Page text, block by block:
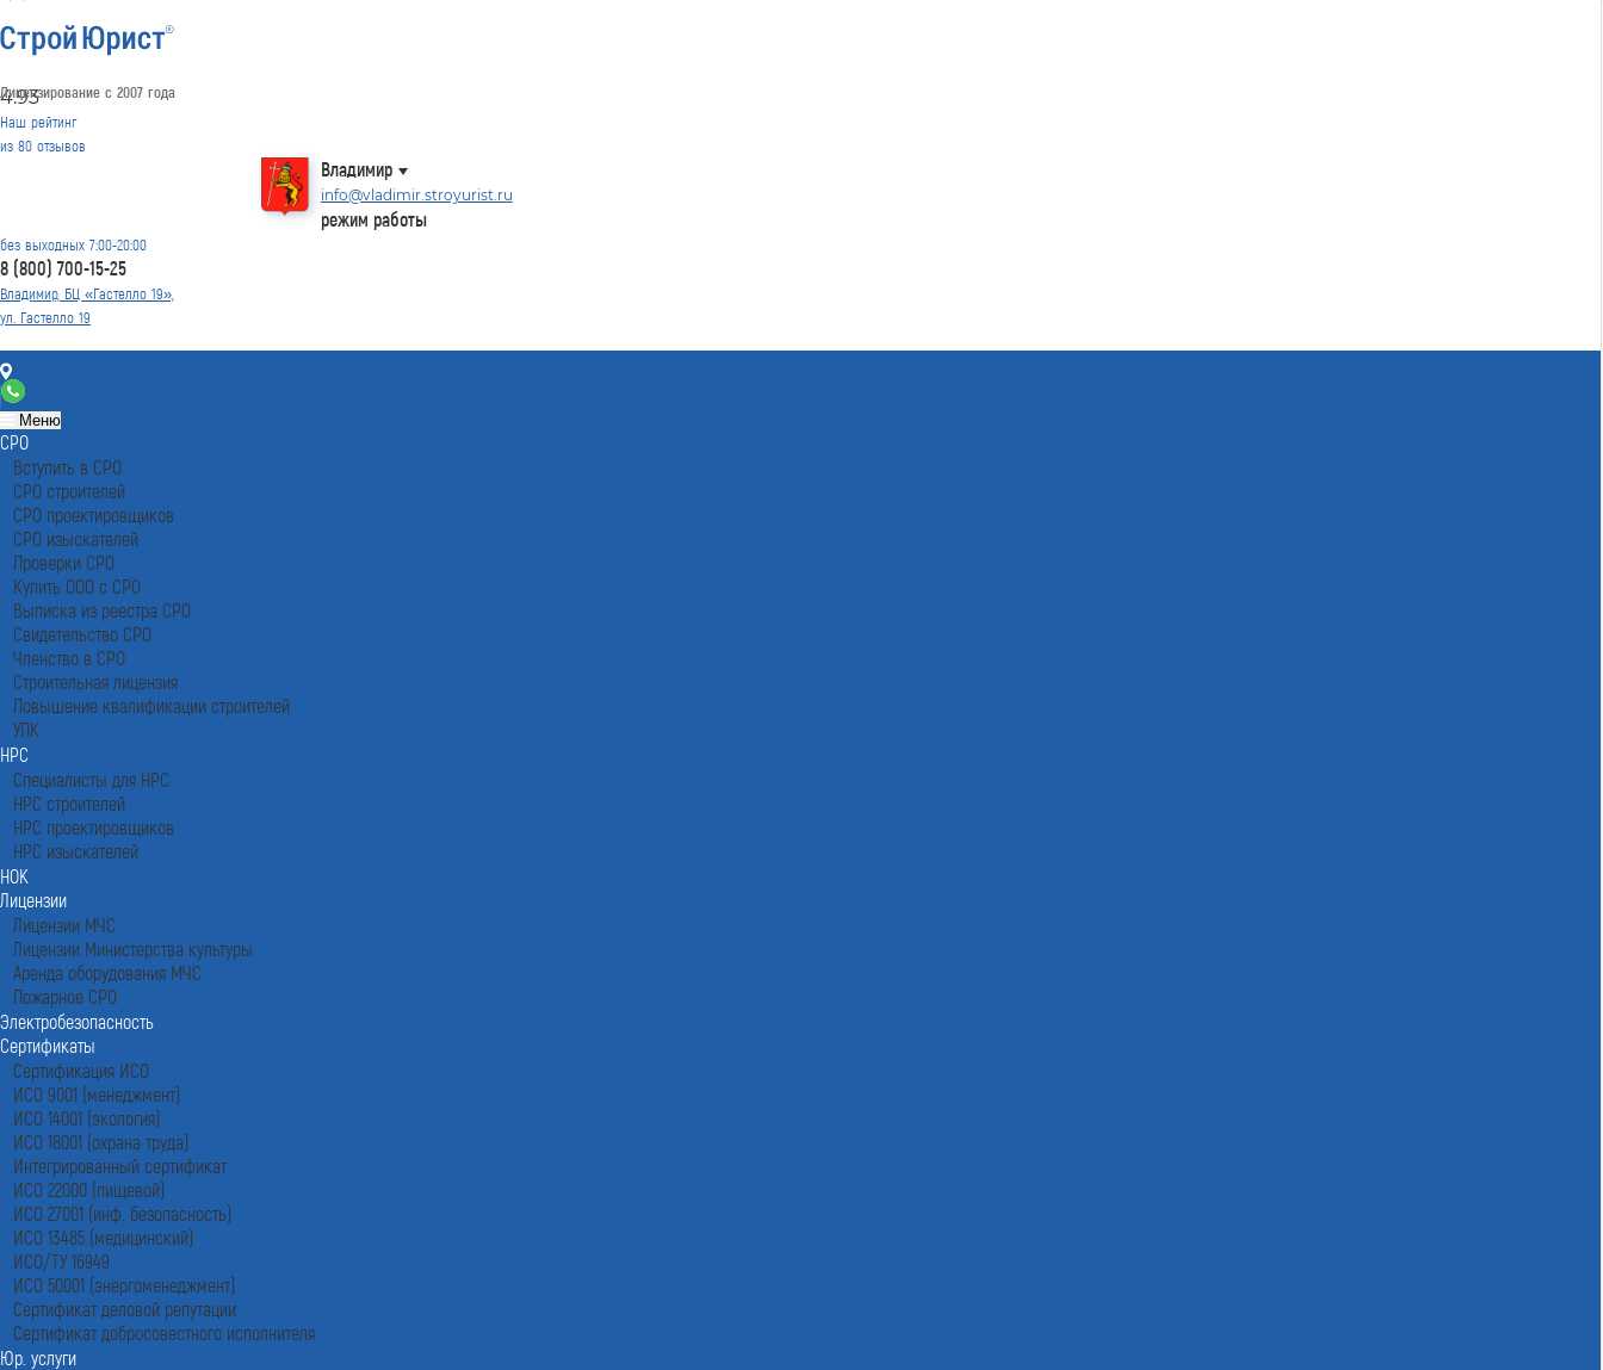
Лицензирование с 2007 года
4.93
Наш рейтинг
из 80 отзывов
Владимир
info@vladimir.stroyurist.ru
режим работы
без выходных 7:00-20:00
8 (800) 700-15-25
Владимир, БЦ «Гастелло 19»,
ул. Гастелло 19
Контакты
Меню
СРО
Вступить в СРО
СРО строителей
СРО проектировщиков
СРО изыскателей
Проверки СРО
Купить ООО с СРО
Выписка из реестра СРО
Свидетельство СРО
Членство в СРО
Строительная лицензия
Повышение квалификации строителей
УПК
НРС
Специалисты для НРС
НРС строителей
НРС проектировщиков
НРС изыскателей
НОК
Лицензии
Лицензии МЧС
Лицензии Министерства культуры
Аренда оборудования МЧС
Пожарное СРО
Электробезопасность
Сертификаты
Сертификация ИСО
ИСО 9001 (менеджмент)
ИСО 14001 (экология)
ИСО 18001 (охрана труда)
Интегрированный сертификат
ИСО 22000 (пищевой)
ИСО 27001 (инф. безопасность)
ИСО 13485 (медицинский)
ИСО/ТУ 16949
ИСО 50001 (энергоменеджмент)
Сертификат деловой репутации
Сертификат добросовестного исполнителя
Юр. услуги